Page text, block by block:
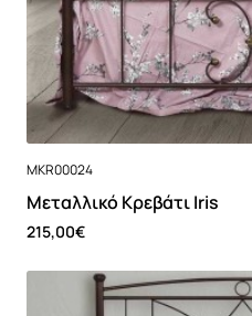
MKR00024
Μεταλλικό Κρεβάτι Iris
215,00€